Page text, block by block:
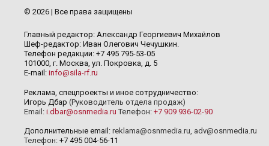
© 2026 | Все права защищены
Главный редактор: Александр Георгиевич Михайлов
Шеф-редактор: Иван Олегович Чечушкин.
Телефон редакции: +7 495 795-53-05
101000, г. Москва, ул. Покровка, д. 5
E-mail: info@sila-rf.ru
Реклама, спецпроекты и иное сотрудничество:
Игорь Дбар (Руководитель отдела продаж)
Email: i.dbar@osnmedia.ru Телефон: +7 909 936-02-90
Дополнительные email: reklama@osnmedia.ru, adv@osnmedia.ru
Телефон: +7 495 004-56-11